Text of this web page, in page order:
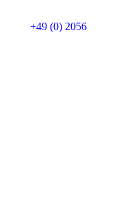
+49 (0) 2056